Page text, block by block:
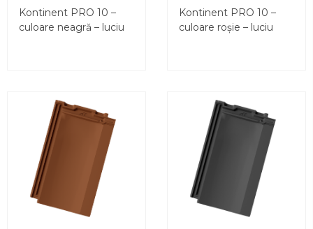
Kontinent PRO 10 –
culoare neagră – luciu
Kontinent PRO 10 –
culoare roșie – luciu